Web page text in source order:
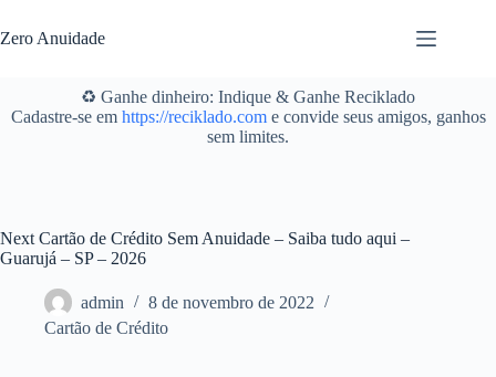
para
o
Zero Anuidade
♻️ Ganhe dinheiro: Indique & Ganhe Reciklado
Cadastre-se em https://reciklado.come convide seus amigos, ganhos
sem limites.
Next Cartão de Crédito Sem Anuidade – Saiba tudo aqui –
Guarujá – SP – 2026
admin
8 de novembro de 2022
Cartão de Crédito